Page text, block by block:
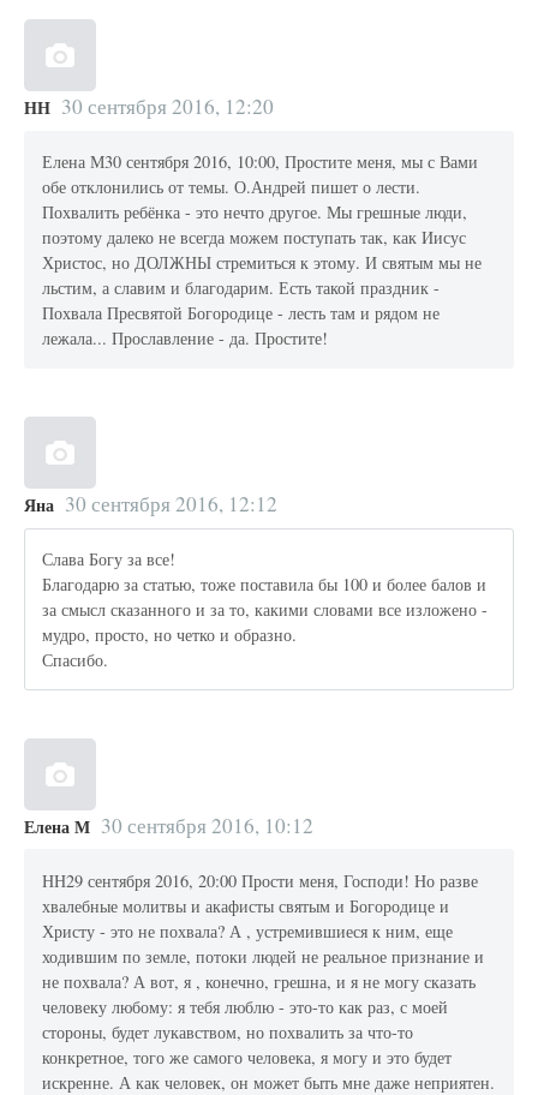
НН 30 сентября 2016, 12:20
Елена М30 сентября 2016, 10:00, Простите меня, мы с Вами
обе отклонились от темы. О.Андрей пишет о лести.
Похвалить ребёнка - это нечто другое. Мы грешные люди,
поэтому далеко не всегда можем поступать так, как Иисус
Христос, но ДОЛЖНЫ стремиться к этому. И святым мы не
льстим, а славим и благодарим. Есть такой праздник -
Похвала Пресвятой Богородице - лесть там и рядом не
лежала... Прославление - да. Простите!
Яна 30 сентября 2016, 12:12
Слава Богу за все!
Благодарю за статью, тоже поставила бы 100 и более балов и
за смысл сказанного и за то, какими словами все изложено -
мудро, просто, но четко и образно.
Спасибо.
Елена М 30 сентября 2016, 10:12
НН29 сентября 2016, 20:00 Прости меня, Господи! Но разве
хвалебные молитвы и акафисты святым и Богородице и
Христу - это не похвала? А , устремившиеся к ним, еще
ходившим по земле, потоки людей не реальное признание и
не похвала? А вот, я , конечно, грешна, и я не могу сказать
человеку любому: я тебя люблю - это-то как раз, с моей
стороны, будет лукавством, но похвалить за что-то
конкретное, того же самого человека, я могу и это будет
искренне. А как человек, он может быть мне даже неприятен.